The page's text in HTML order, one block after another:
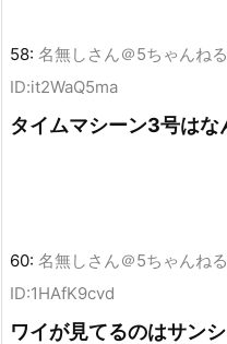
58: 名無しさん＠5ちゃんねる
ID:it2WaQ5ma
タイムマシーン3号はな
60: 名無しさん＠5ちゃんねる
ID:1HAfK9cvd
ワイが見てるのはサン